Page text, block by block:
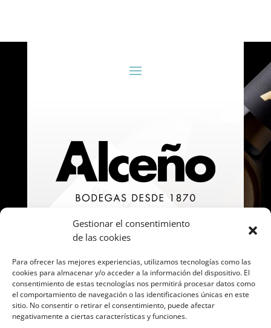
Gestionar el consentimiento
de las cookies
Para ofrecer las mejores experiencias, utilizamos tecnologías como las
cookies para almacenar y/o acceder a la información del dispositivo. El
consentimiento de estas tecnologías nos permitirá procesar datos como
el comportamiento de navegación o las identificaciones únicas en este
sitio. No consentir o retirar el consentimiento, puede afectar
negativamente a ciertas características y funciones.